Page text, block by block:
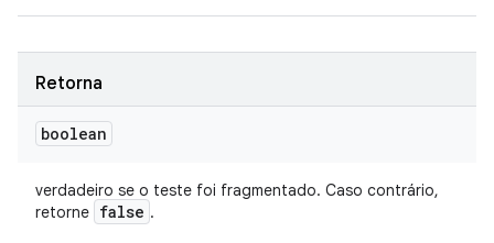
Retorna
boolean
verdadeiro se o teste foi fragmentado. Caso contrário,
retorne false .